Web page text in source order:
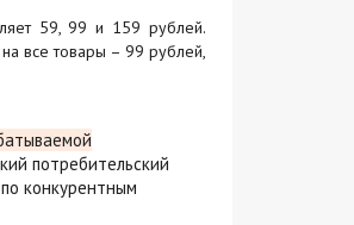
59, 99 и 159 рублей.
все товары – 99 рублей,
потребительский
конкурентным